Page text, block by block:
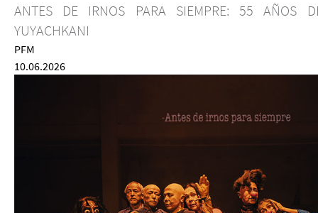
ANTES DE IRNOS PARA SIEMPRE: 55 AÑOS
YUYACHKANI
PFM
10.06.2026